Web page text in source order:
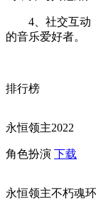
4、社交互动
的音乐爱好者。
排行榜
永恒领主2022
角色扮演 下载
永恒领主不朽魂环